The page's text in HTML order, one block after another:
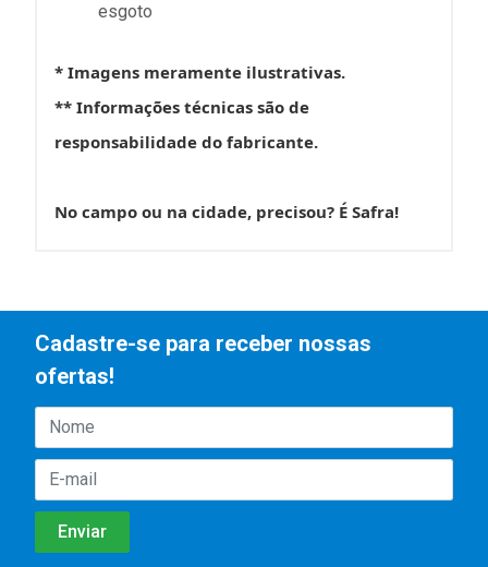
esgoto
* Imagens meramente ilustrativas.
** Informações técnicas são de
responsabilidade do fabricante.
No campo ou na cidade, precisou? É Safra!
Cadastre-se para receber nossas
ofertas!